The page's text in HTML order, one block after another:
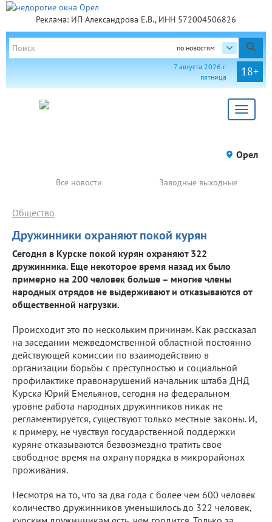
Реклама: ИП Александрова Е.В., ИНН 572004506826
по новостям
18+
7 августа 2026 г.
пятница
Toggle
Орел
Все новости Заводные выходные
Дружинники охраняют покой курян
Общество
Сегодня в Курске покой курян охраняют 322
дружинника. Еще некоторое время назад их было
примерно на 200 человек больше – многие члены
народных отрядов не выдерживают и отказываются от
общественной нагрузки.
Происходит это по нескольким причинам. Как рассказал
на заседании межведомственной областной постоянно
действующей комиссии по взаимодействию в
организации борьбы с преступностью и социальной
профилактике правонарушений начальник штаба ДНД
Курска Юрий Емельянов, сегодня на федеральном
уровне работа народных дружинников никак не
регламентируется, существуют только местные законы. И,
к примеру, не чувствуя государственной поддержки
куряне отказываются безвозмездно тратить свое
свободное время на охрану порядка в микрорайонах
проживания.
Несмотря на то, что за два года с более чем 600 человек
количество дружинников уменьшилось до 322 человек,